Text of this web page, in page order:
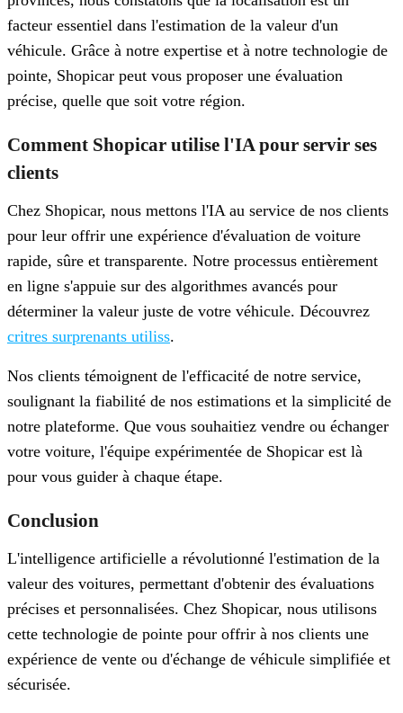
facteur essentiel dans l'estimation de la valeur d'un
véhicule. Grâce à notre expertise et à notre technologie de
pointe, Shopicar peut vous proposer une évaluation
précise, quelle que soit votre région.
Comment Shopicar utilise l'IA pour servir ses
clients
Chez Shopicar, nous mettons l'IA au service de nos clients
pour leur offrir une expérience d'évaluation de voiture
rapide, sûre et transparente. Notre processus entièrement
en ligne s'appuie sur des algorithmes avancés pour
déterminer la valeur juste de votre véhicule. Découvrez
critres surprenants utiliss.
Nos clients témoignent de l'efficacité de notre service,
soulignant la fiabilité de nos estimations et la simplicité de
notre plateforme. Que vous souhaitiez vendre ou échanger
votre voiture, l'équipe expérimentée de Shopicar est là
pour vous guider à chaque étape.
Conclusion
L'intelligence artificielle a révolutionné l'estimation de la
valeur des voitures, permettant d'obtenir des évaluations
précises et personnalisées. Chez Shopicar, nous utilisons
cette technologie de pointe pour offrir à nos clients une
expérience de vente ou d'échange de véhicule simplifiée et
sécurisée.